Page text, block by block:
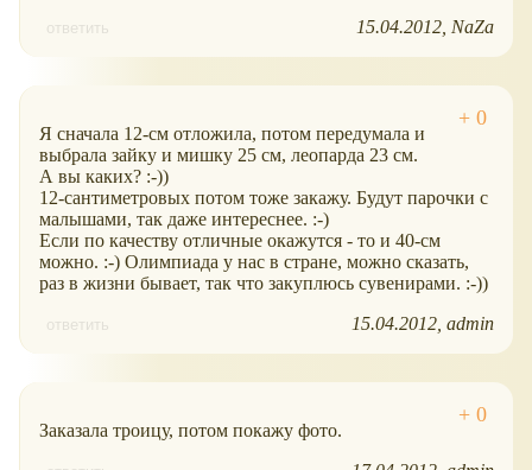
ответить 15.04.2012 NaZa
Я сначала 12-см отложила, потом передумала и
выбрала зайку и мишку 25 см, леопарда 23 см.
А вы каких? :-))
12-сантиметровых потом тоже закажу. Будут парочки с
малышами, так даже интереснее. :-)
Если по качеству отличные окажутся - то и 40-см
можно. :-) Олимпиада у нас в стране, можно сказать,
раз в жизни бывает, так что закуплюсь сувенирами. :-))
ответить 15.04.2012 admin
Заказала троицу, потом покажу фото.